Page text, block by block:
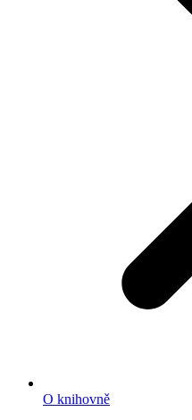
O knihovně